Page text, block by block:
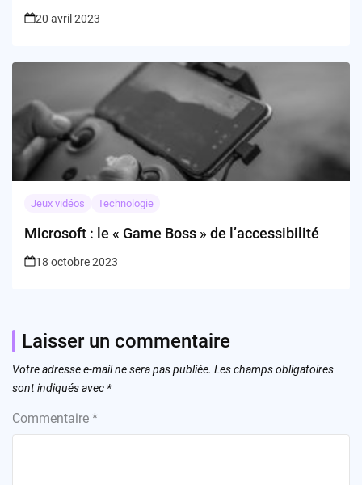
20 avril 2023
Jeux vidéos Technologie
Microsoft : le « Game Boss » de l’accessibilité
18 octobre 2023
Laisser un commentaire
Votre adresse e-mail ne sera pas publiée. Les champs obligatoires
sont indiqués avec *
Commentaire *